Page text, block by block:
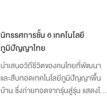
นิทรรศการชั้น 6 เทคโนโลยี
ภูมิปัญญาไทย
นำเสนอวิถีชีวิตของคนไทยที่พัฒนา
และสืบทอดเทคโนโลยีภูมิปัญญาพื้น
บ้าน ซึ่งถ่ายทอดจากรุ่นสู่รุ่น แสดงให้